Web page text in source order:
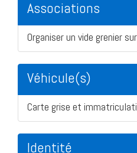
Associations
Organiser un vide grenier
Véhicule(s)
Carte grise et
Identité